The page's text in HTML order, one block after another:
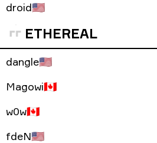
droid🇺🇸
ETHEREAL
dangle🇺🇸
Magowi🇨🇦
w0w🇨🇦
fdeN🇺🇸